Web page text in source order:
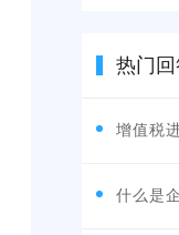
热门
增值税